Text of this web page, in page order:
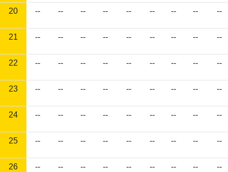
20 -- -- -- -- -- -- -- -- --
21 -- -- -- -- -- -- -- -- --
22 -- -- -- -- -- -- -- -- --
23 -- -- -- -- -- -- -- -- --
24 -- -- -- -- -- -- -- -- --
25 -- -- -- -- -- -- -- -- --
26 -- -- -- -- -- -- -- -- --